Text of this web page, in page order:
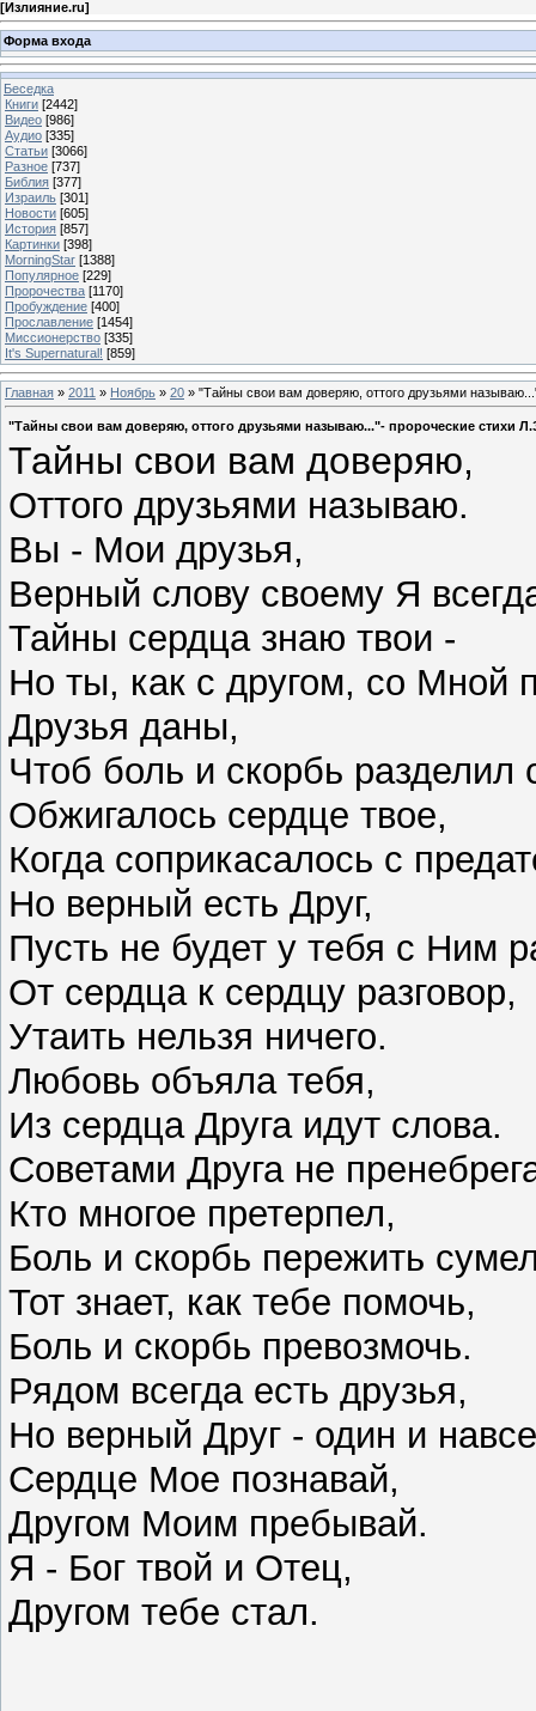
[Излияние.ru]
Форма входа
Беседка
Книги [2442]
Видео [986]
Аудио [335]
Статьи [3066]
Разное [737]
Библия [377]
Израиль [301]
Новости [605]
История [857]
Картинки [398]
MorningStar [1388]
Популярное [229]
Пророчества [1170]
Пробуждение [400]
Прославление [1454]
Миссионерство [335]
It's Supernatural! [859]
Главная » 2011 » Ноябрь » 20 » "Тайны свои вам доверяю, оттого друзьями
"Тайны свои вам доверяю, оттого друзьями называю..."- пророческие стихи
Тайны свои вам доверяю,
Оттого друзьями называю.
Вы - Мои друзья,
Верный слову своему Я
Тайны сердца знаю твои -
Но ты, как с другом, со Мной
Друзья даны,
Чтоб боль и скорбь
Обжигалось сердце твое,
Когда соприкасалось с
Но верный есть Друг,
Пусть не будет у тебя с Ним
От сердца к сердцу разговор,
Утаить нельзя ничего.
Любовь объяла тебя,
Из сердца Друга идут слова.
Советами Друга не
Кто многое претерпел,
Боль и скорбь пережить
Тот знает, как тебе помочь,
Боль и скорбь превозмочь.
Рядом всегда есть друзья,
Но верный Друг - один и
Сердце Мое познавай,
Другом Моим пребывай.
Я - Бог твой и Отец,
Другом тебе стал.